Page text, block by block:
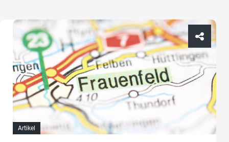
Artikel